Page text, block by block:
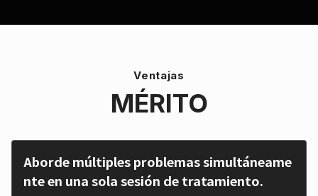
Ventajas
MÉRITO
Aborde múltiples problemas simultáneame
nte en una sola sesión de tratamiento.